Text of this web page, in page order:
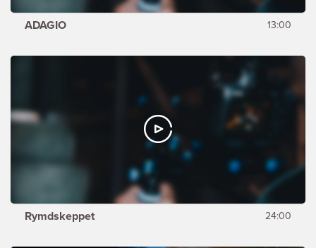
ADAGIO 13:00
Rymdskeppet 24:00